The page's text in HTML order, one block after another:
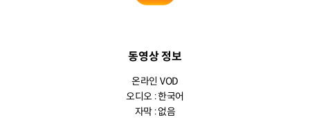
동영상 정보
온라인 VOD
오디오 : 한국어
자막 : 없음